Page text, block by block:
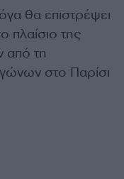
θα επιστρέψει
πλαίσιο της
από τη
στο Παρίσι